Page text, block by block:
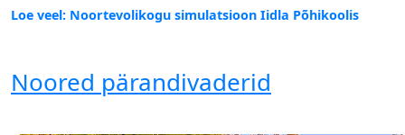
Loe veel: Noortevolikogu simulatsioon Iidla Põhikoolis
Noored pärandivaderid